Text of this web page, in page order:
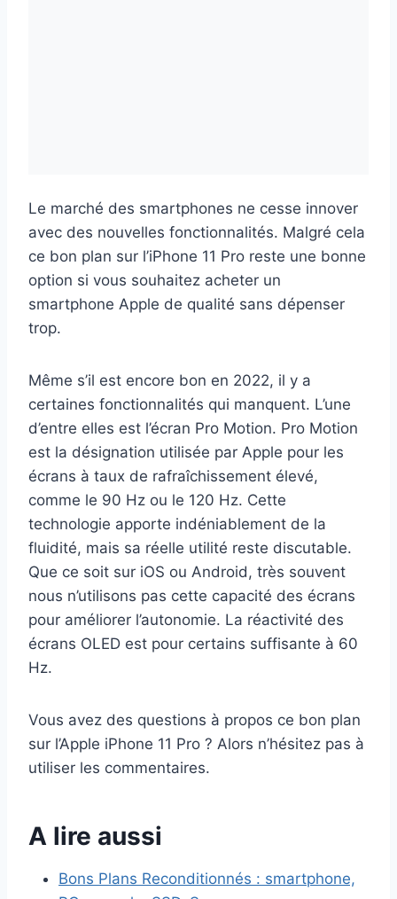
Le marché des smartphones ne cesse innover
avec des nouvelles fonctionnalités. Malgré cela
ce bon plan sur l’iPhone 11 Pro reste une bonne
option si vous souhaitez acheter un
smartphone Apple de qualité sans dépenser
trop.
Même s’il est encore bon en 2022, il y a
certaines fonctionnalités qui manquent. L’une
d’entre elles est l’écran Pro Motion. Pro Motion
est la désignation utilisée par Apple pour les
écrans à taux de rafraîchissement élevé,
comme le 90 Hz ou le 120 Hz. Cette
technologie apporte indéniablement de la
fluidité, mais sa réelle utilité reste discutable.
Que ce soit sur iOS ou Android, très souvent
nous n’utilisons pas cette capacité des écrans
pour améliorer l’autonomie. La réactivité des
écrans OLED est pour certains suffisante à 60
Hz.
Vous avez des questions à propos ce bon plan
sur l’Apple iPhone 11 Pro ? Alors n’hésitez pas à
utiliser les commentaires.
A lire aussi
Bons Plans Reconditionnés : smartphone,